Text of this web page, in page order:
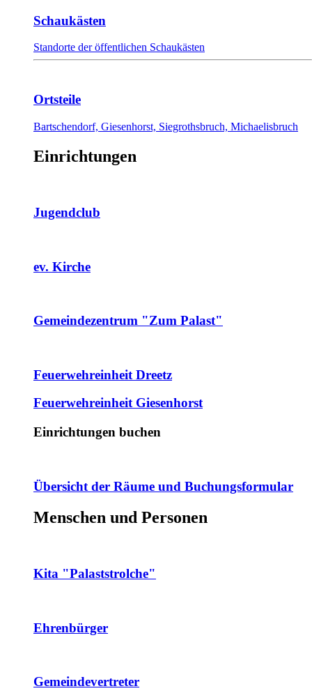
Schaukästen
Standorte der öffentlichen Schaukästen
Ortsteile
Bartschendorf, Giesenhorst, Siegrothsbruch, Michaelisbruch
Einrichtungen
Jugendclub
ev. Kirche
Gemeindezentrum "Zum Palast"
Feuerwehreinheit Dreetz
Feuerwehreinheit Giesenhorst
Einrichtungen buchen
Übersicht der Räume und Buchungsformular
Menschen und Personen
Kita "Palaststrolche"
Ehrenbürger
Gemeindevertreter